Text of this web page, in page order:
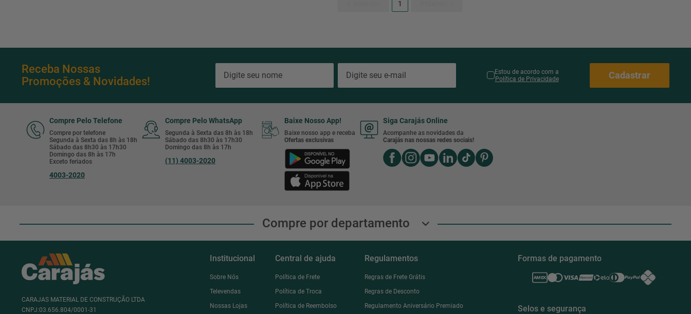
1
Receba Nossas
Promoções & Novidades!
Estou de acordo com a
Política de Privacidade
Cadastrar
Compre Pelo Telefone
Compre por telefone
Segunda à Sexta das 8h às 18h
Sábado das 8h30 às 17h30
Domingo das 8h às 17h
Exceto feriados
4003-2020
Compre Pelo WhatsApp
Segunda à Sexta das 8h às 18h
Sábado das 8h30 às 17h30
Domingo das 8h às 17h
(11) 4003-2020
Baixe Nosso App!
Baixe nosso app e receba
Ofertas exclusivas
Siga Carajás Online
Acompanhe as novidades da
Carajás nas nossas redes sociais!
Compre por departamento
CARAJAS MATERIAL DE CONSTRUÇÃO LTDA
CNPJ:03.656.804/0001-31
Institucional
Sobre Nós
Televendas
Nossas Lojas
Central de ajuda
Política de Frete
Política de Troca
Política de Reembolso
Regulamentos
Regras de Frete Grátis
Regras de Desconto
Regulamento Aniversário Premiado
Formas de pagamento
Selos e segurança